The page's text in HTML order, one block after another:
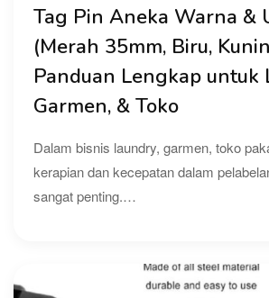
Tag Pin Aneka Warna &
(Merah 35mm, Biru,
Panduan Lengkap untuk
Garmen, & Toko
Dalam bisnis laundry, garmen, toko
kerapian dan kecepatan dalam
sangat penting.…